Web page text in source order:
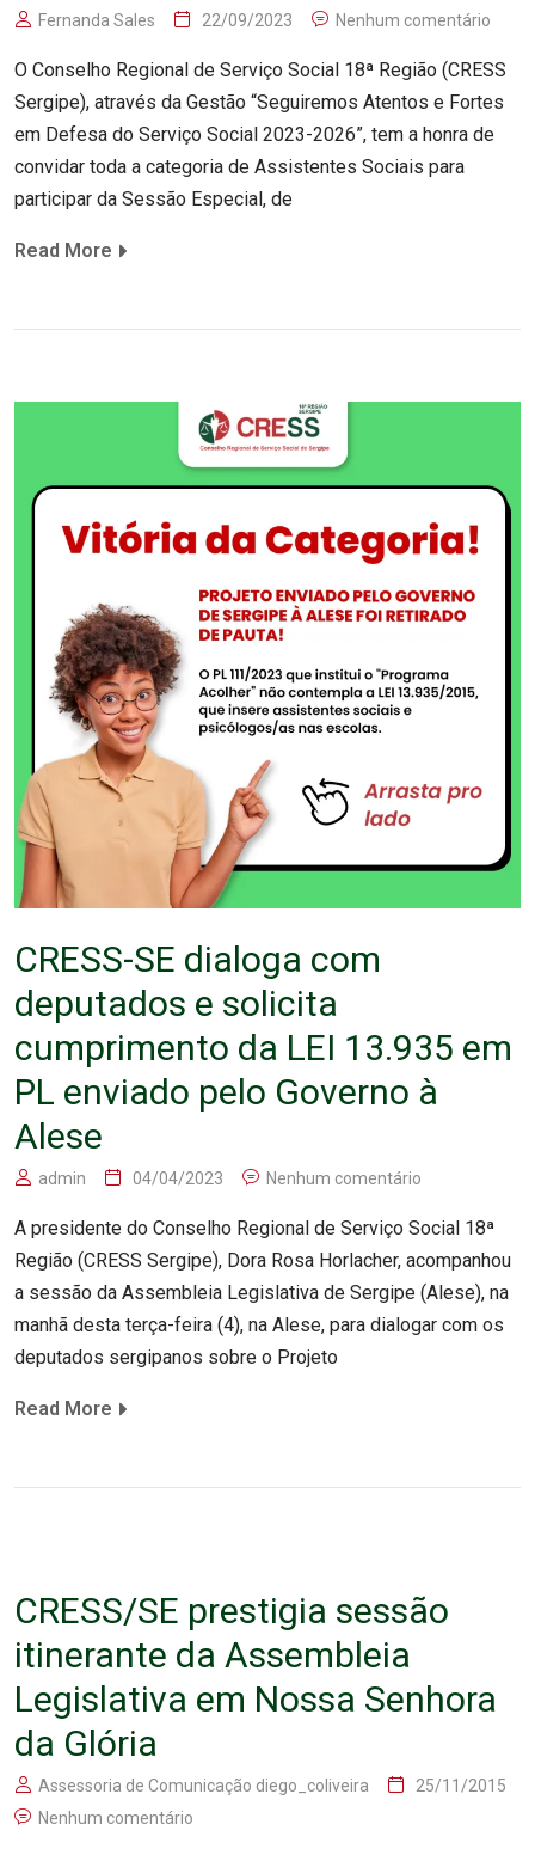
Fernanda Sales 22/09/2023 Nenhum comentário
O Conselho Regional de Serviço Social 18ª Região (CRESS
Sergipe), através da Gestão “Seguiremos Atentos e Fortes
em Defesa do Serviço Social 2023-2026”, tem a honra de
convidar toda a categoria de Assistentes Sociais para
participar da Sessão Especial, de
Read More
CRESS-SE dialoga com
deputados e solicita
cumprimento da LEI 13.935 em
PL enviado pelo Governo à
Alese
admin 04/04/2023 Nenhum comentário
A presidente do Conselho Regional de Serviço Social 18ª
Região (CRESS Sergipe), Dora Rosa Horlacher, acompanhou
a sessão da Assembleia Legislativa de Sergipe (Alese), na
manhã desta terça-feira (4), na Alese, para dialogar com os
deputados sergipanos sobre o Projeto
Read More
CRESS/SE prestigia sessão
itinerante da Assembleia
Legislativa em Nossa Senhora
da Glória
Assessoria de Comunicação diego_coliveira
25/11/2015
Nenhum comentário